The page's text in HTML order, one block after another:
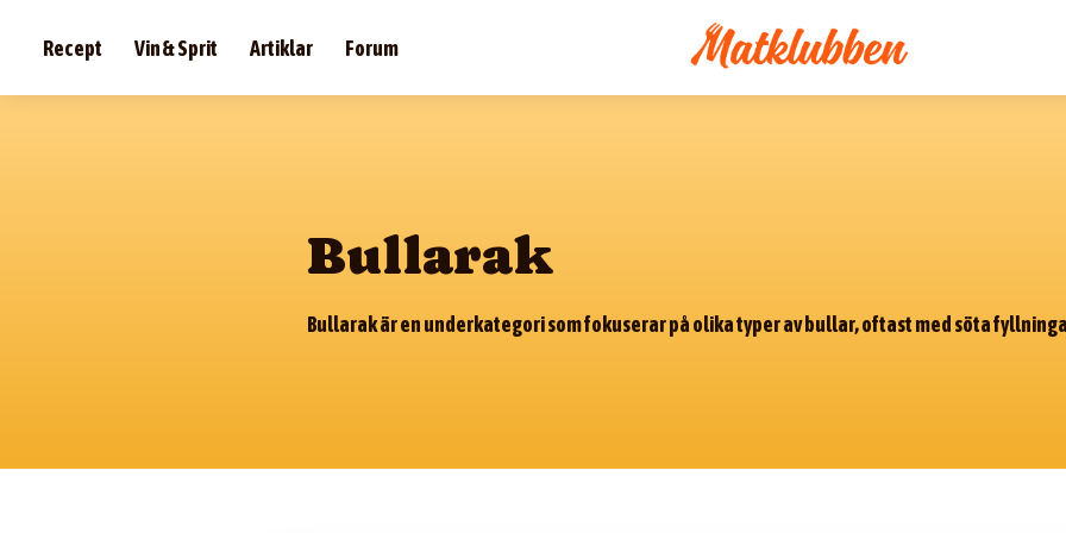
Recept Vin & Sprit Artiklar Forum
Bullarak
Bullarak är en underkategori som fokuserar på olika typer av bullar, oftast med söta